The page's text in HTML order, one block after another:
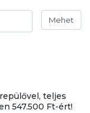
Mehet
teljes
547.500 Ft-ért!